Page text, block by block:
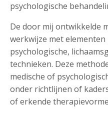
psychologische
De door mij ontwikkelde
werkwijze met
psychologische,
technieken. Deze
medische of
onder richtlijnen of
of erkende